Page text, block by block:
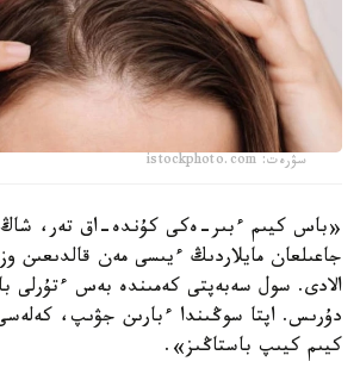
سۋرەت: istockphoto.com
«باس كيىم ءبىر-ەكى كۇندە-اق تەر، شاڭ
جاعىلعان مايلاردىڭ ءيىسى مەن قالدىعىن
الادى. سول سەبەپتى كەمىندە بەس ءتۇرلى
دۇرىس. اپتا سوڭىندا ءبارىن جۋىپ،
كيىم كيىپ باستاڭىز».